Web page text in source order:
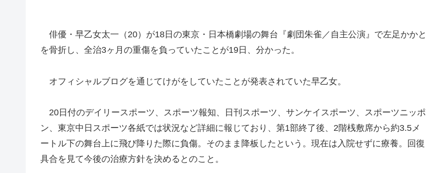
俳優・早乙女太一（20）が18日の東京・日本橋劇場の舞台『劇団朱雀／自主公演』で左足かかと
を骨折し、全治3ヶ月の重傷を負っていたことが19日、分かった。
オフィシャルブログを通じてけがをしていたことが発表されていた早乙女。
20日付のデイリースポーツ、スポーツ報知、日刊スポーツ、サンケイスポーツ、スポーツニッポ
ン、東京中日スポーツ各紙では状況など詳細に報じており、第1部終了後、2階桟敷席から約3.5メ
ートル下の舞台上に飛び降りた際に負傷。そのまま降板したという。現在は入院せずに療養。回復
具合を見て今後の治療方針を決めるとのこと。